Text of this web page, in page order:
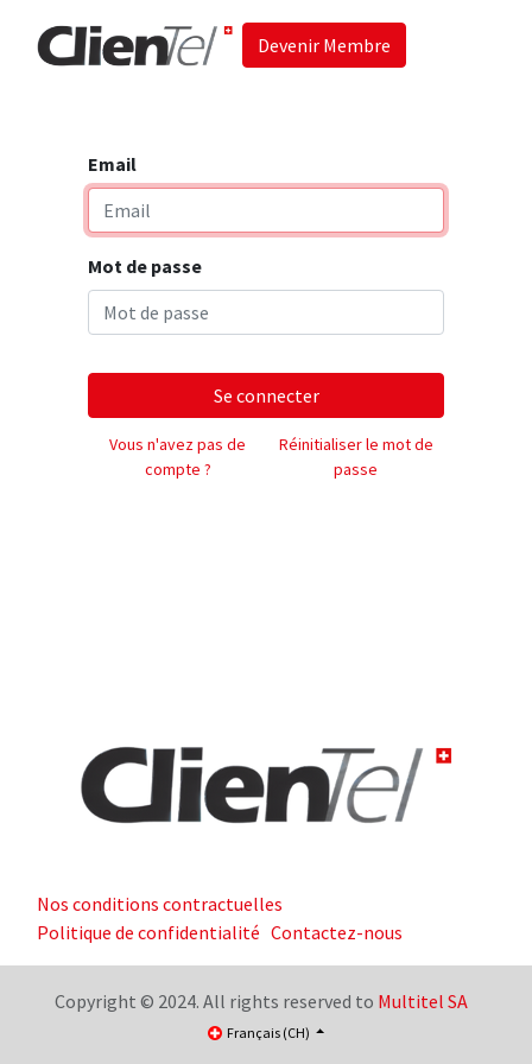
Devenir Membre
Email
Mot de passe
Se connecter
Vous n'avez pas de
compte ?
Réinitialiser le mot de
passe
Nos conditions contractuelles
Politique de confidentialité Contactez-nous
Copyright © 2024. All rights reserved to Multitel SA
Français (CH)